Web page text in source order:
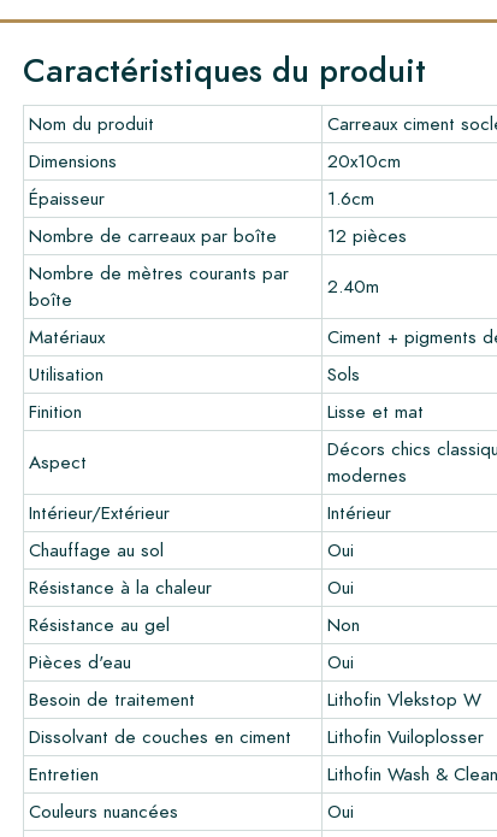
Caractéristiques du produit
Nom du produit
Carreaux ciment
Dimensions
20x10cm
Épaisseur
1.6cm
Nombre de carreaux par boîte
12 pièces
Nombre de mètres courants par
boîte
2.40m
Matériaux
Ciment + pigments
Utilisation
Sols
Finition
Lisse et mat
Aspect
Décors chics
modernes
Intérieur/Extérieur
Intérieur
Chauffage au sol
Oui
Résistance à la chaleur
Oui
Résistance au gel
Non
Pièces d'eau
Oui
Besoin de traitement
Lithofin Vlekstop W
Dissolvant de couches en ciment
Lithofin Vuiloplosser
Entretien
Lithofin Wash & Clean
Couleurs nuancées
Oui